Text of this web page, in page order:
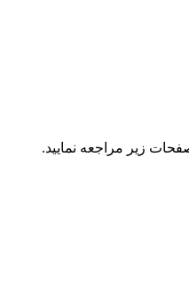
زیر مراجعه نمایید.